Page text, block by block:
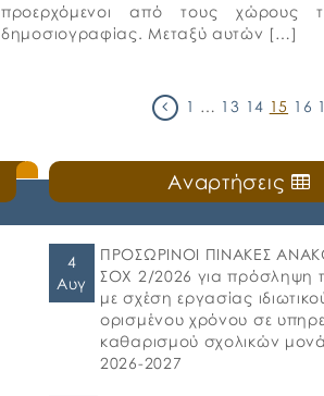
προερχόμενοι από τους χώρους
δημοσιογραφίας. Μεταξύ αυτών […]
1 … 13 14 15 16
Αναρτήσεις
4
Αυγ
ΠΡΟΣΩΡΙΝΟΙ ΠΙΝΑΚΕΣ
ΣΟΧ 2/2026 για πρόσληψη
με σχέση εργασίας
ορισμένου χρόνου σε
καθαρισμού σχολικών
2026-2027